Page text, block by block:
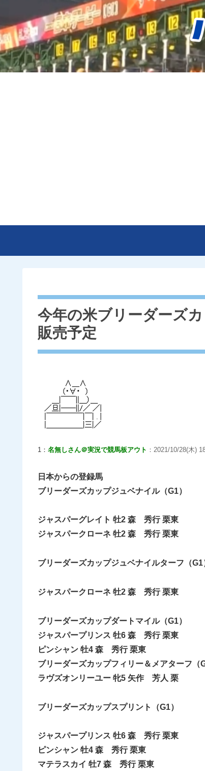
今年の米ブリーダーズ
販売予定
1： 名無しさん＠実況で競馬板アウト ：2021/10/28(木)
日本からの登録馬
ブリーダーズカップジュベナイル（G1）
ジャスパーグレイト 牡2 森 秀行 栗東
ジャスパークローネ 牡2 森 秀行 栗東
ブリーダーズカップジュベナイルターフ（G1
ジャスパークローネ 牡2 森 秀行 栗東
ブリーダーズカップダートマイル（G1）
ジャスパープリンス 牡6 森 秀行 栗東
ピンシャン 牡4 森 秀行 栗東
ブリーダーズカップフィリー＆メアターフ（
ラヴズオンリーユー 牝5 矢作 芳人 栗
ブリーダーズカップスプリント（G1）
ジャスパープリンス 牡6 森 秀行 栗東
ピンシャン 牡4 森 秀行 栗東
マテラスカイ 牡7 森 秀行 栗東